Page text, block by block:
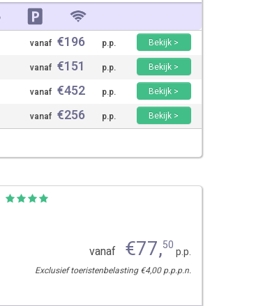
vanaf €196 p.p.
Bekijk >
vanaf €151 p.p.
Bekijk >
vanaf €452 p.p.
Bekijk >
vanaf €256 p.p. Bekijk >
vanaf €77,50p.p.
Exclusief toeristenbelasting €4,00 p.p.p.n.